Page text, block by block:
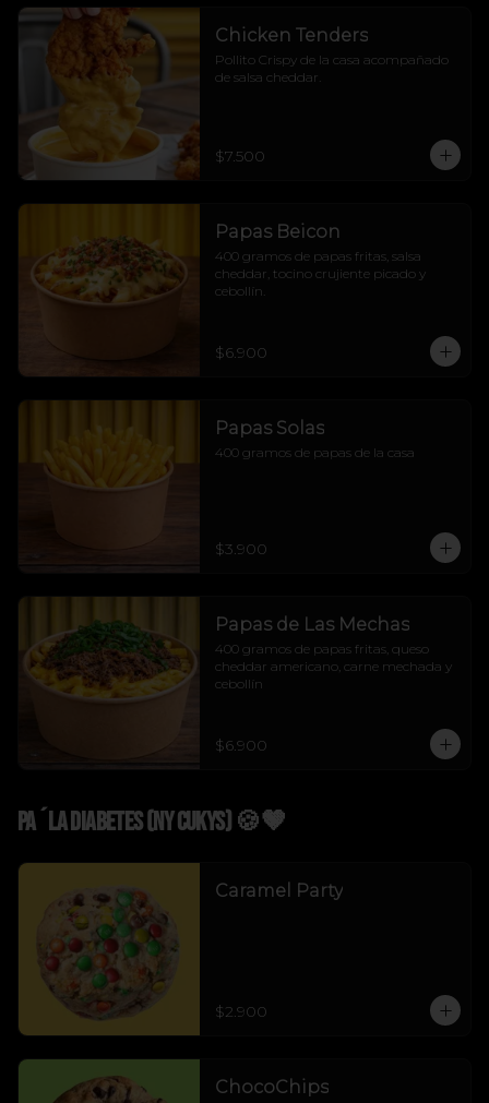
Chicken Tenders
Pollito Crispy de la casa acompañado
de salsa cheddar.
$7.500
Papas Beicon
400 gramos de papas fritas, salsa
cheddar, tocino crujiente picado y
cebollín.
$6.900
Papas Solas
400 gramos de papas de la casa
$3.900
Papas de Las Mechas
400 gramos de papas fritas, queso
cheddar americano, carne mechada y
cebollín
$6.900
Pa´La Diabetes (NY Cukys) 🍪🤎
Caramel Party
$2.900
ChocoChips